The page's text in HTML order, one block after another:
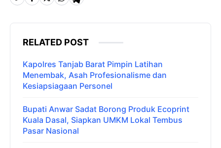
RELATED POST
Kapolres Tanjab Barat Pimpin Latihan
Menembak, Asah Profesionalisme dan
Kesiapsiagaan Personel
Bupati Anwar Sadat Borong Produk Ecoprint
Kuala Dasal, Siapkan UMKM Lokal Tembus
Pasar Nasional